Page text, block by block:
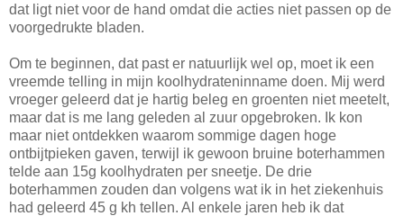
dat ligt niet voor de hand omdat die acties niet passen op de
voorgedrukte bladen.
Om te beginnen, dat past er natuurlijk wel op, moet ik een
vreemde telling in mijn koolhydrateninname doen. Mij werd
vroeger geleerd dat je hartig beleg en groenten niet meetelt,
maar dat is me lang geleden al zuur opgebroken. Ik kon
maar niet ontdekken waarom sommige dagen hoge
ontbijtpieken gaven, terwijl ik gewoon bruine boterhammen
telde aan 15g koolhydraten per sneetje. De drie
boterhammen zouden dan volgens wat ik in het ziekenhuis
had geleerd 45 g kh tellen. Al enkele jaren heb ik dat